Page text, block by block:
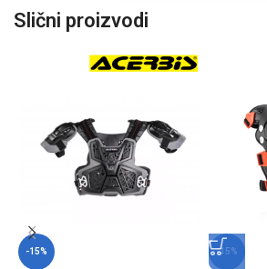
Slični proizvodi
-15% -15%